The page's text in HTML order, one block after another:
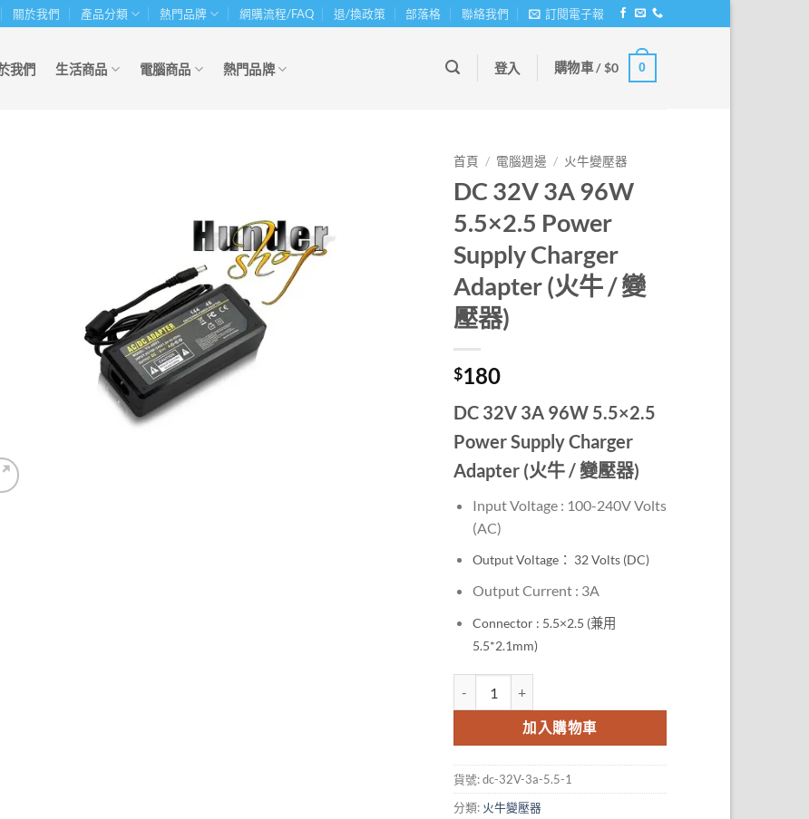
關於我們 產品分類 熱門品牌 網購流程/FAQ 退/換政策 部落格 聯絡我們 訂閱電子報
我們 生活商品 電腦商品 熱門品牌 登入 購物車 /$0 0
首頁 / 電腦週邊 / 火牛變壓器
DC 32V 3A 96W
5.5×2.5 Power
Supply Charger
Adapter (火牛 / 變
壓器)
$180
DC 32V 3A 96W 5.5×2.5
Power Supply Charger
Adapter (火牛 / 變壓器)
Input Voltage : 100-240VVolts
(AC)
Output Voltage： 32Volts (DC)
Output Current : 3A
Connector : 5.5×2.5 (兼用
5.5*2.1mm)
加入購物車
貨號:dc-32V-3a-5.5-1
分類: 火牛變壓器